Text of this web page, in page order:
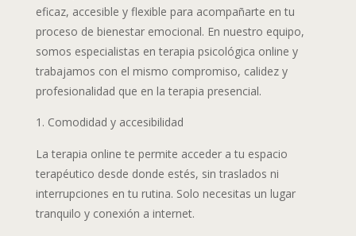
eficaz, accesible y flexible para acompañarte en tu
proceso de bienestar emocional. En nuestro equipo,
somos especialistas en terapia psicológica online y
trabajamos con el mismo compromiso, calidez y
profesionalidad que en la terapia presencial.
Comodidad y accesibilidad
La terapia online te permite acceder a tu espacio
terapéutico desde donde estés, sin traslados ni
interrupciones en tu rutina. Solo necesitas un lugar
tranquilo y conexión a internet.